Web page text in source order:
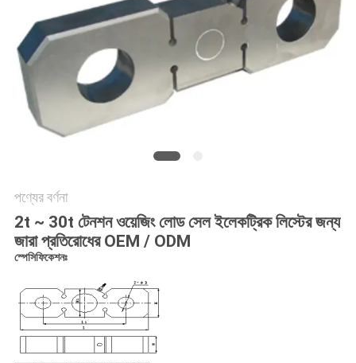
সাইট
ম্যাপ
PRIVACY
পণ্যের বর্ণনা
2t ~ 30t টেনশন ওয়েজিং লোড সেল ইলেকট্রিক লিস্টের জন্য
জারা প্রতিরোধের OEM / ODM
স্পেসিফিকেশনঃ